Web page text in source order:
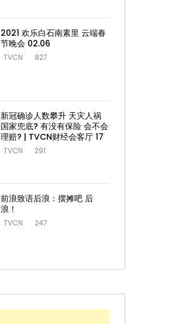
2021 欢乐白石南素里 云端春
节晚会 02.06
TVCN 827
新冠确诊人数攀升 天灾人祸
国家兜底? 有没有保险 会不会
理赔? | TVCN财经会客厅 17
TVCN 291
前浪致语后浪：摆摊吧 后
浪！
TVCN 247